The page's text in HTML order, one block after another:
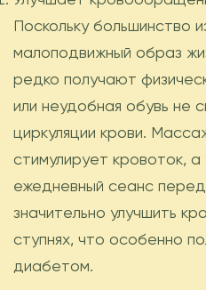
Поскольку большинство
малоподвижный образ
редко получают
или неудобная обувь не
циркуляции крови.
стимулирует кровоток,
ежедневный сеанс
значительно улучшить
ступнях, что особенно
диабетом.